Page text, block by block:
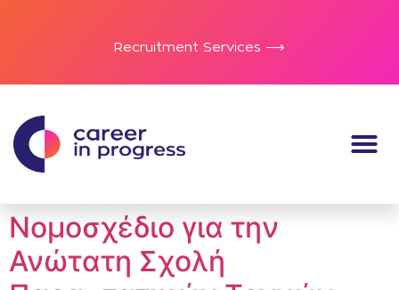
Recruitment Services ⟶
Νομοσχέδιο για την
Ανώτατη Σχολή